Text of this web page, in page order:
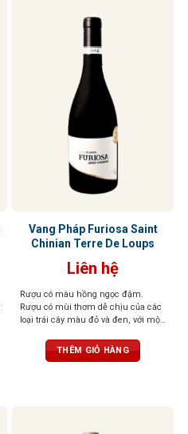
Vang Pháp Furiosa Saint
Chinian Terre De Loups
Liên hệ
Rượu có màu hồng ngọc đậm.
Rượu có mùi thơm dễ chịu của các
loại trái cây màu đỏ và đen, với một
nhàng. Vòm miệng được tráng rất
cân đối và thể hiện rất nhiều sự
THÊM GIỎ HÀNG